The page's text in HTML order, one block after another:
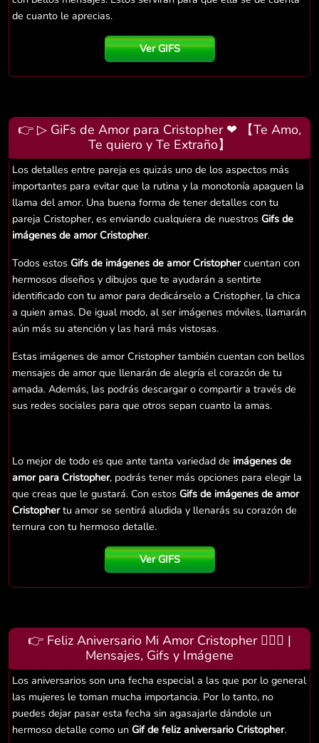
de cuanto le aprecias.
Ver GIFS
👉 ▷ GiFs de Amor para Cristopher ❤ 【Te Amo,
Te quiero y Te Extraño】
Los detalles entre pareja es quizás uno de los aspectos más
importantes para evitar que la rutina y la monotonía apaguen la
llama del amor. Una buena forma de tener detalles con tu
pareja Cristopher, es enviando cualquiera de nuestros Gifs de
imágenes de amor Cristopher.
Todos estos Gifs de imágenes de amor Cristophercuentan con
hermosos diseños y dibujos que te ayudarán a sentirte
identificado con tu amor para dedicárselo a Cristopher, la chica
a quien amas. De igual modo, al ser imágenes móviles, llamarán
aún más su atención y las hará más vistosas.
Estas imágenes de amor Cristopher también cuentan con bellos
mensajes de amor que llenarán de alegría el corazón de tu
amada. Además, las podrás descargar o compartir a través de
sus redes sociales para que otros sepan cuanto la amas.
Lo mejor de todo es que ante tanta variedad de imágenes de
amor para Cristopher, podrás tener más opciones para elegir la
que creas que le gustará. Con estos Gifs de imágenes de amor
Cristophertu amor se sentirá aludida y llenarás su corazón de
ternura con tu hermoso detalle.
Ver GIFS
👉 Feliz Aniversario Mi Amor Cristopher 👨‍❤️‍👨 |
Mensajes, Gifs y Imágene
Los aniversarios son una fecha especial a las que por lo general
las mujeres le toman mucha importancia. Por lo tanto, no
puedes dejar pasar esta fecha sin agasajarle dándole un
hermoso detalle como un Gif de feliz aniversario Cristopher.